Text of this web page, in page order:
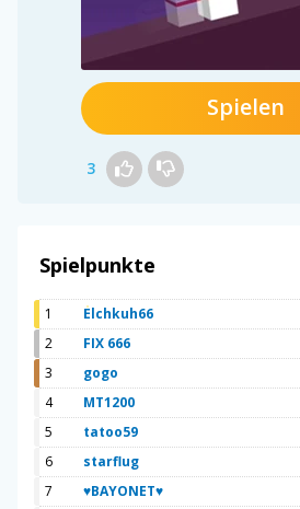
Spielen
3
Spielpunkte
1 Elchkuh66
2
FIX 666
3
gogo
4
MT1200
5
tatoo59
6
starflug
7
♥BAYONET♥